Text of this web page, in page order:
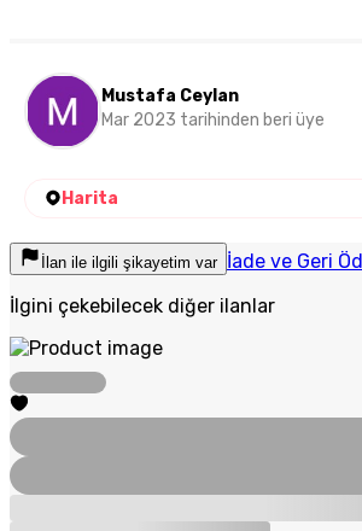
Mustafa Ceylan
Mar 2023 tarihinden beri üye
Harita
İlan ile ilgili şikayetim var İade ve Geri
İlgini çekebilecek diğer ilanlar